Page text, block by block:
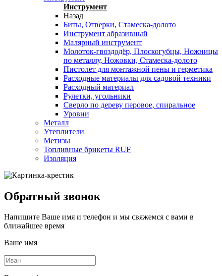
Инструмент
Назад
Биты, Отверки, Стамеска-долото
Инструмент абразивный
Малярный инструмент
Молоток-гвоздодёр, Плоскогубцы, Ножницы
по металлу, Ножовки, Стамеска-долото
Пистолет для монтажной пены и герметика
Расходные материалы для садовой техники
Расходный материал
Рулетки, угольники
Сверло по дереву перовое, спиральное
Уровни
Металл
Утеплители
Метизы
Топливные брикеты RUF
Изоляция
Обратный звонок
Напишите Ваше имя и телефон и мы свяжемся с вами в
ближайшее время
Ваше имя